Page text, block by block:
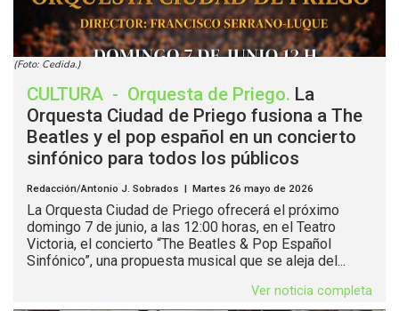
(Foto: Cedida.)
CULTURA - Orquesta de Priego. La
Orquesta Ciudad de Priego fusiona a The
Beatles y el pop español en un concierto
sinfónico para todos los públicos
Redacción/Antonio J. Sobrados | Martes 26 mayo de 2026
La Orquesta Ciudad de Priego ofrecerá el próximo
domingo 7 de junio, a las 12:00 horas, en el Teatro
Victoria, el concierto “The Beatles & Pop Español
Sinfónico”, una propuesta musical que se aleja del...
Ver noticia completa